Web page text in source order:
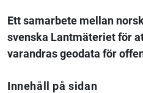
Ett samarbete mellan
svenska Lantmäteriet för
varandras geodata för
Innehåll på sidan